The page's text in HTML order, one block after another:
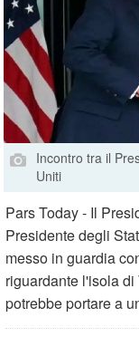
Incontro tra il
Uniti
Pars Today - Il
Presidente degli
messo in guardia
riguardante l'isola
potrebbe portare a